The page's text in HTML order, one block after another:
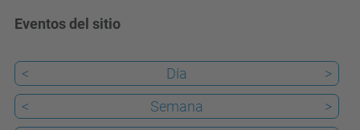
Eventos del sitio
< Día
>
<
Semana
>